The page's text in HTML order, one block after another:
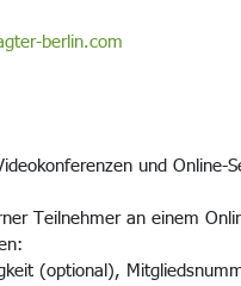
berlin.com
und
Teilnehmer an einem
(optional),